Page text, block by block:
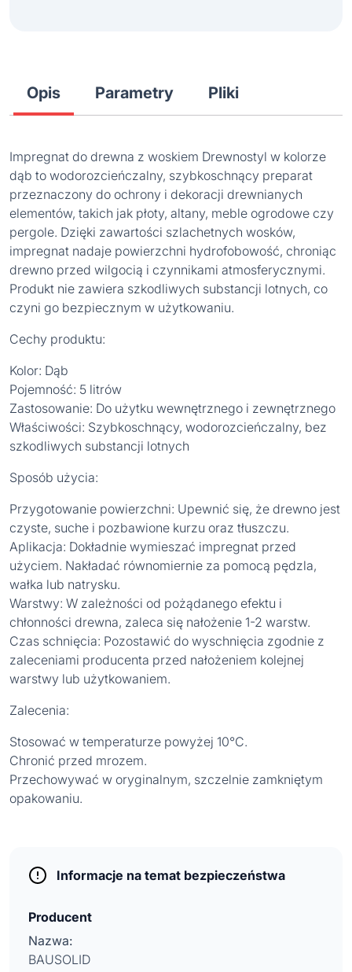
Opis Parametry Pliki
Impregnat do drewna z woskiem Drewnostyl w kolorze
dąb to wodorozcieńczalny, szybkoschnący preparat
przeznaczony do ochrony i dekoracji drewnianych
elementów, takich jak płoty, altany, meble ogrodowe czy
pergole. Dzięki zawartości szlachetnych wosków,
impregnat nadaje powierzchni hydrofobowość, chroniąc
drewno przed wilgocią i czynnikami atmosferycznymi.
Produkt nie zawiera szkodliwych substancji lotnych, co
czyni go bezpiecznym w użytkowaniu.
Cechy produktu:
Kolor: Dąb
Pojemność: 5 litrów
Zastosowanie: Do użytku wewnętrznego i zewnętrznego
Właściwości: Szybkoschnący, wodorozcieńczalny, bez
szkodliwych substancji lotnych
Sposób użycia:
Przygotowanie powierzchni: Upewnić się, że drewno jest
czyste, suche i pozbawione kurzu oraz tłuszczu.
Aplikacja: Dokładnie wymieszać impregnat przed
użyciem. Nakładać równomiernie za pomocą pędzla,
wałka lub natrysku.
Warstwy: W zależności od pożądanego efektu i
chłonności drewna, zaleca się nałożenie 1-2 warstw.
Czas schnięcia: Pozostawić do wyschnięcia zgodnie z
zaleceniami producenta przed nałożeniem kolejnej
warstwy lub użytkowaniem.
Zalecenia:
Stosować w temperaturze powyżej 10°C.
Chronić przed mrozem.
Przechowywać w oryginalnym, szczelnie zamkniętym
opakowaniu.
Informacje na temat bezpieczeństwa
Producent
Nazwa:
BAUSOLID